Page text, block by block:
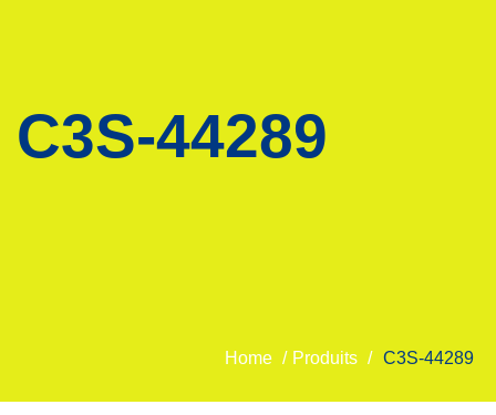
C3S-44289
Home / Produits / C3S-44289